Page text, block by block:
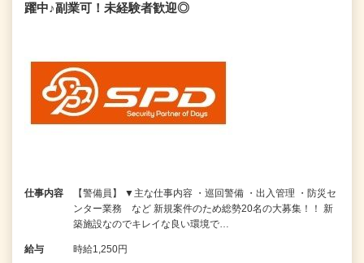
躍中♪副業可！未経験者歓迎◎
仕事内容
【警備員】 ▼主な仕事内容 ・巡回警備 ・出入管理 ・防災セ
ンター業務 など 新規案件のため総勢20名の大募集！！ 新
築施設なのでキレイな良い環境で…
給与 時給1,250円